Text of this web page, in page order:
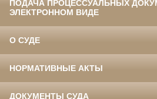
ПОДАЧА ПРОЦЕССУАЛЬНЫХ
ЭЛЕКТРОННОМ ВИДЕ
О СУДЕ
НОРМАТИВНЫЕ АКТЫ
ДОКУМЕНТЫ СУДА